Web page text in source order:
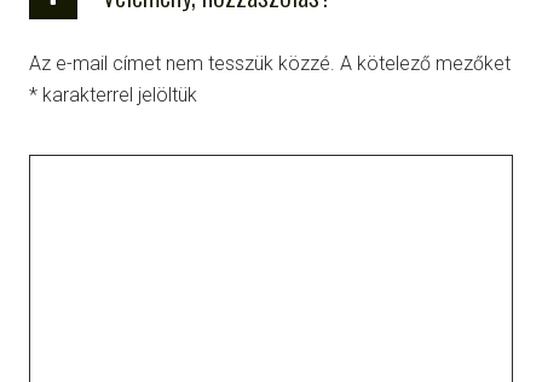
Az e-mail címet nem tesszük közzé. A kötelező mezőket
* karakterrel jelöltük